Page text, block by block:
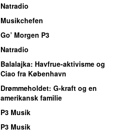
Natradio
Musikchefen
Go’ Morgen P3
Natradio
Balalajka: Havfrue-aktivisme og
Ciao fra København
Drømmeholdet: G-kraft og en
amerikansk familie
P3 Musik
P3 Musik